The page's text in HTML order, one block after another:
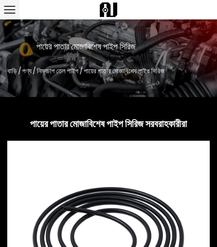
পায়ের পাতার মোজাবিশেষ পাইপ সিরিজ
বাড়ি/পণ্য/নিম্নচাপ তেল পাইপ/পায়ের পাতার মোজাবিশেষ পাইপ সিরিজ
পায়ের পাতার মোজাবিশেষ পাইপ সিরিজ সরবরাহকারীরা